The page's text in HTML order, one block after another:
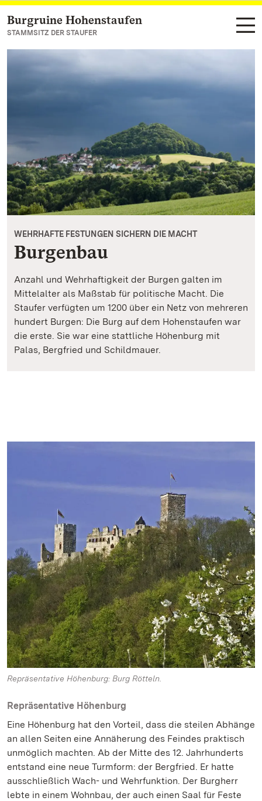
Zum Hauptinhalt springen
Burgruine Hohenstaufen
STAMMSITZ DER STAUFER
WEHRHAFTE FESTUNGEN SICHERN DIE MACHT
Burgenbau
Anzahl und Wehrhaftigkeit der Burgen galten im
Mittelalter als Maßstab für politische Macht. Die
Staufer verfügten um 1200 über ein Netz von mehreren
hundert Burgen: Die Burg auf dem Hohenstaufen war
die erste. Sie war eine stattliche Höhenburg mit
Palas, Bergfried und Schildmauer.
Repräsentative Höhenburg: Burg Rötteln.
Repräsentative Höhenburg
Eine Höhenburg hat den Vorteil, dass die steilen Abhänge
an allen Seiten eine Annäherung des Feindes praktisch
unmöglich machten. Ab der Mitte des 12. Jahrhunderts
entstand eine neue Turmform: der Bergfried. Er hatte
ausschließlich Wach- und Wehrfunktion. Der Burgherr
lebte in einem Wohnbau, der auch einen Saal für Feste